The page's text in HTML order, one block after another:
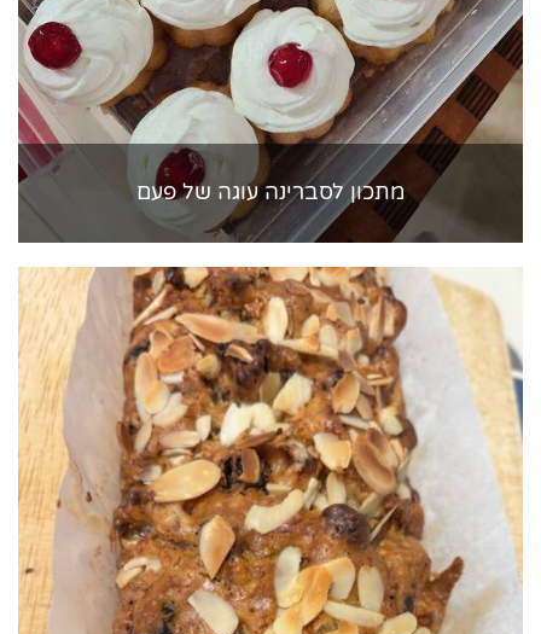
מתכון לסברינה עוגה של פעם